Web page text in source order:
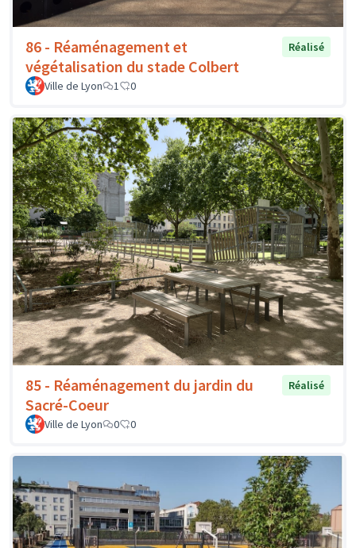
86 - Réaménagement et
végétalisation du stade Colbert
Réalisé
Ville de Lyon 1 0
85 - Réaménagement du jardin du
Sacré-Coeur
Réalisé
Ville de Lyon 0 0